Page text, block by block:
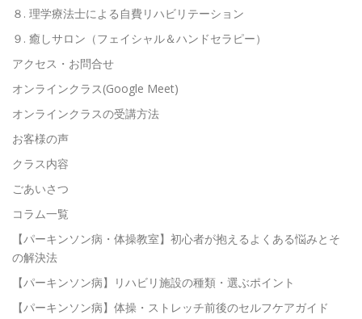
８. 理学療法士による自費リハビリテーション
９. 癒しサロン（フェイシャル＆ハンドセラピー）
アクセス・お問合せ
オンラインクラス(Google Meet)
オンラインクラスの受講方法
お客様の声
クラス内容
ごあいさつ
コラム一覧
【パーキンソン病・体操教室】初心者が抱えるよくある悩みとそ
の解決法
【パーキンソン病】リハビリ施設の種類・選ぶポイント
【パーキンソン病】体操・ストレッチ前後のセルフケアガイド